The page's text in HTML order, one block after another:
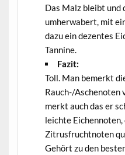
Das Malz bleibt und
umherwabert, mit
dazu ein dezentes
Tannine.
Fazit:
Toll. Man bemerkt
Rauch-/Aschenoten
merkt auch das er
leichte
Zitrusfruchtnoten
Gehört zu den